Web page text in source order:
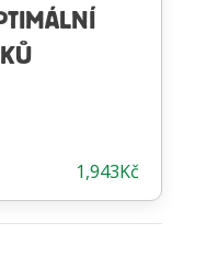
1,943Kč